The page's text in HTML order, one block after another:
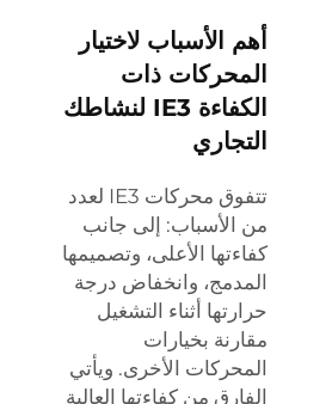
أهم الأسباب لاختيار
المحركات ذات
الكفاءة IE3 لنشاطك
التجاري
تتفوق محركات IE3 لعدد
من الأسباب: إلى جانب
كفاءتها الأعلى، وتصميمها
المدمج، وانخفاض درجة
حرارتها أثناء التشغيل
مقارنة بخيارات
المحركات الأخرى. ويأتي
الفارق من كفاءتها العالية